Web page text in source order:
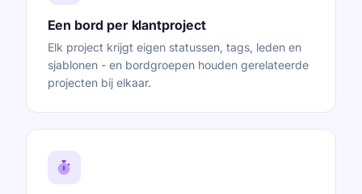
Een bord per klantproject
Elk project krijgt eigen statussen, tags, leden en
sjablonen - en bordgroepen houden gerelateerde
projecten bij elkaar.